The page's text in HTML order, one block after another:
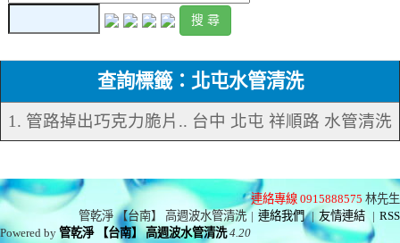
查詢標籤：北屯水管清洗
1. 管路掉出巧克力脆片.. 台中 北屯 祥順路 水管清洗
連絡專線 0915888575 林先生
管乾淨 【台南】 高週波水管清洗 | 連絡我們 | 友情連結 | RSS
Powered by管乾淨 【台南】 高週波水管清洗 4.20